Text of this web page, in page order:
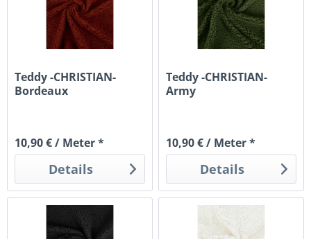
Teddy -CHRISTIAN-
Bordeaux
10,90 € / Meter *
Details
Teddy -CHRISTIAN-
Army
10,90 € / Meter *
Details